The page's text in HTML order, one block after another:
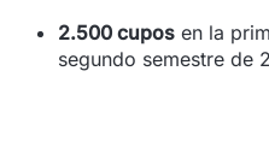
2.500 cupos en la
segundo semestre de